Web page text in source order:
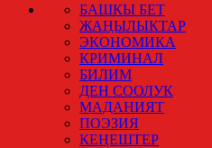
БАШКЫ БЕТ
ЖАҢЫЛЫКТАР
ЭКОНОМИКА
КРИМИНАЛ
БИЛИМ
ДЕН СООЛУК
МАДАНИЯТ
ПОЭЗИЯ
КЕҢЕШТЕР